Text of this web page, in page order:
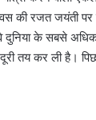
की रजत जयंती पर
के सबसे
तय कर ली है।